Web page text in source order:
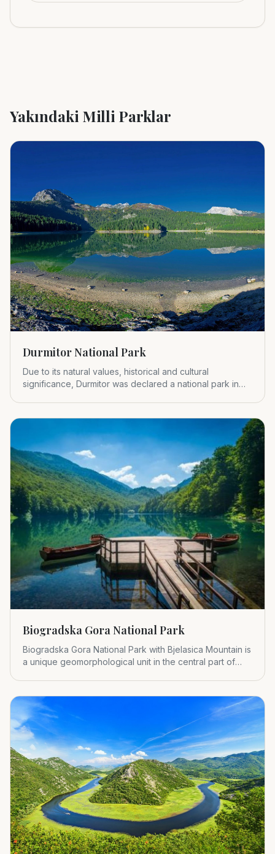
Yakındaki Milli Parklar
Durmitor National Park
Due to its natural values, historical and cultural
significance, Durmitor was declared a national park in
Biogradska Gora National Park
Biogradska Gora National Park with Bjelasica Mountain is
a unique geomorphological unit in the central part of